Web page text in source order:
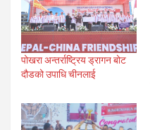
पोखरा अन्तर्राष्ट्रिय ड्रागन बोट
दौडको उपाधि चीनलाई